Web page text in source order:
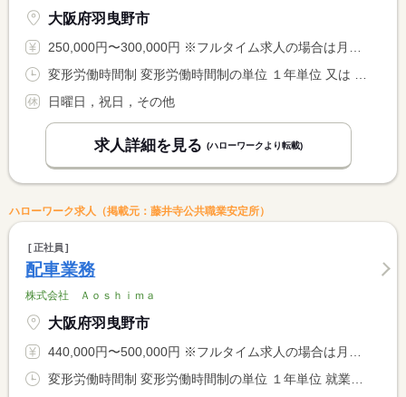
大阪府羽曳野市
250,000円〜300,000円 ※フルタイム求人の場合は月額（換算額）、パート求人の場合は時間額を表示しています。
日曜日，祝日，その他
求人詳細を見る (ハローワークより転載)
ハローワーク求人（掲載元：藤井寺公共職業安定所）
正社員
配車業務
株式会社 Ａｏｓｈｉｍａ
大阪府羽曳野市
440,000円〜500,000円 ※フルタイム求人の場合は月額（換算額）、パート求人の場合は時間額を表示しています。